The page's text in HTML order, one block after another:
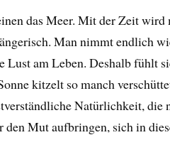
das Meer. Mit der Zeit wird
Man nimmt endlich
Lust am Leben. Deshalb fühlt
kitzelt so manch
Natürlichkeit, die
den Mut aufbringen, sich in